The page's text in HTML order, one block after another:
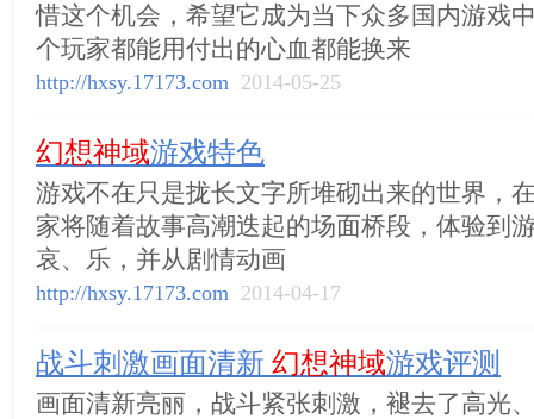
惜这个机会，希望它成为当下众多国内游戏
个玩家都能用付出的心血都能换来
http://hxsy.17173.com 2014-05-25
幻想神域游戏特色
游戏不在只是拢长文字所堆砌出来的世界，
家将随着故事高潮迭起的场面桥段，体验到
哀、乐，并从剧情动画
http://hxsy.17173.com 2014-04-17
战斗刺激画面清新 幻想神域游戏评测
画面清新亮丽，战斗紧张刺激，褪去了高光